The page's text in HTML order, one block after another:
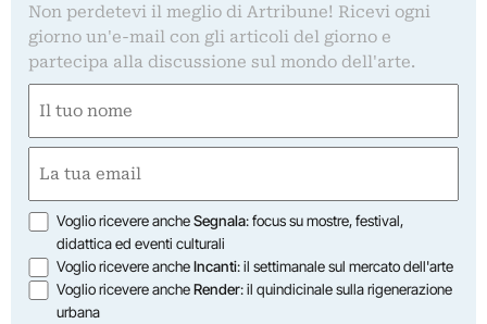
Non perdetevi il meglio di Artribune! Ricevi ogni
giorno un'e-mail con gli articoli del giorno e
partecipa alla discussione sul mondo dell'arte.
(Required)
First
(Required)
Opzioni
Voglio ricevere ancheSegnala: focus su mostre, festival,
didattica ed eventi culturali
Voglio ricevere ancheIncanti: il settimanale sul mercato dell'arte
Voglio ricevere ancheRender: il quindicinale sulla rigenerazione
urbana